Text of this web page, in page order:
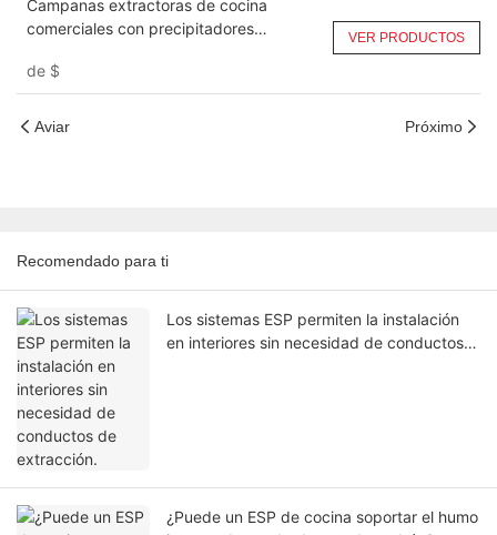
Campanas extractoras de cocina
comerciales con precipitadores
de $
VER PRODUCTOS
Aviar Próximo
Recomendado para ti
Los sistemas ESP permiten la instalación
en interiores sin necesidad de conductos
¿Puede un ESP de cocina soportar el humo